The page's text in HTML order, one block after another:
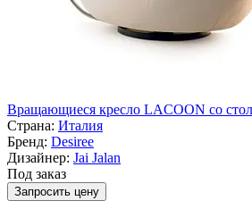
Вращающиеся кресло LACOON со
Страна: Италия
Бренд: Desiree
Дизайнер: Jai Jalan
Под заказ
Запросить цену